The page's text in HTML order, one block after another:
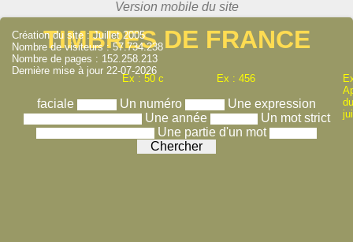
TIMBRES DE FRANCE
Ex : 50 c Ex : 456
faciale Un numéro
Une expression
Une année
Un mot strict
Une partie d'un mot
Création du site : Juillet 2005
Nombre de visiteurs : 57.734.238
Nombre de pages : 152.258.213
Dernière mise à jour 22-07-2026